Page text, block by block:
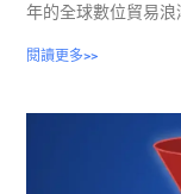
年的全球數位貿易
閱讀更多>>